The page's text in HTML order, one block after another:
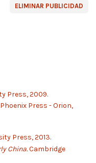
ELIMINAR PUBLICIDAD
Press, 2009.
Press - Orion,
Press, 2013.
China.Cambridge